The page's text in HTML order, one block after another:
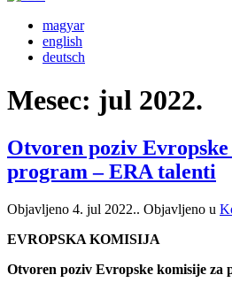
magyar
english
deutsch
Mesec: jul 2022.
Otvoren poziv
program – ERA talenti
Objavljeno 4. jul 2022.. Objavljeno u
EVROPSKA KOMISIJA
Otvoren poziv Evropske komisije za